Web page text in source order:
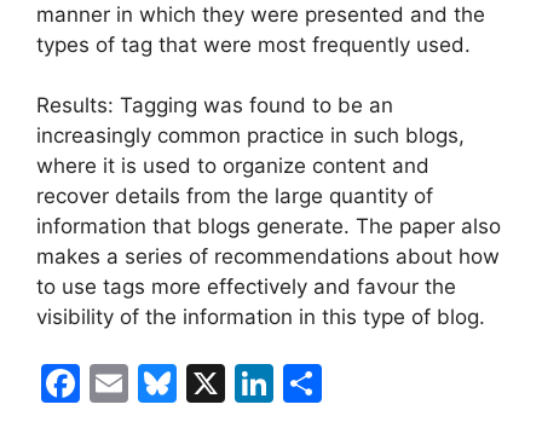
manner in which they were presented and the
types of tag that were most frequently used.
Results: Tagging was found to be an
increasingly common practice in such blogs,
where it is used to organize content and
recover details from the large quantity of
information that blogs generate. The paper also
makes a series of recommendations about how
to use tags more effectively and favour the
visibility of the information in this type of blog.
F
E
Bl X
Li